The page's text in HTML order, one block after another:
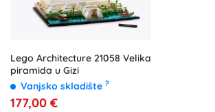
Lego Architecture 21058 Velika
piramida u Gizi
Vanjsko skladište ?
177,00 €